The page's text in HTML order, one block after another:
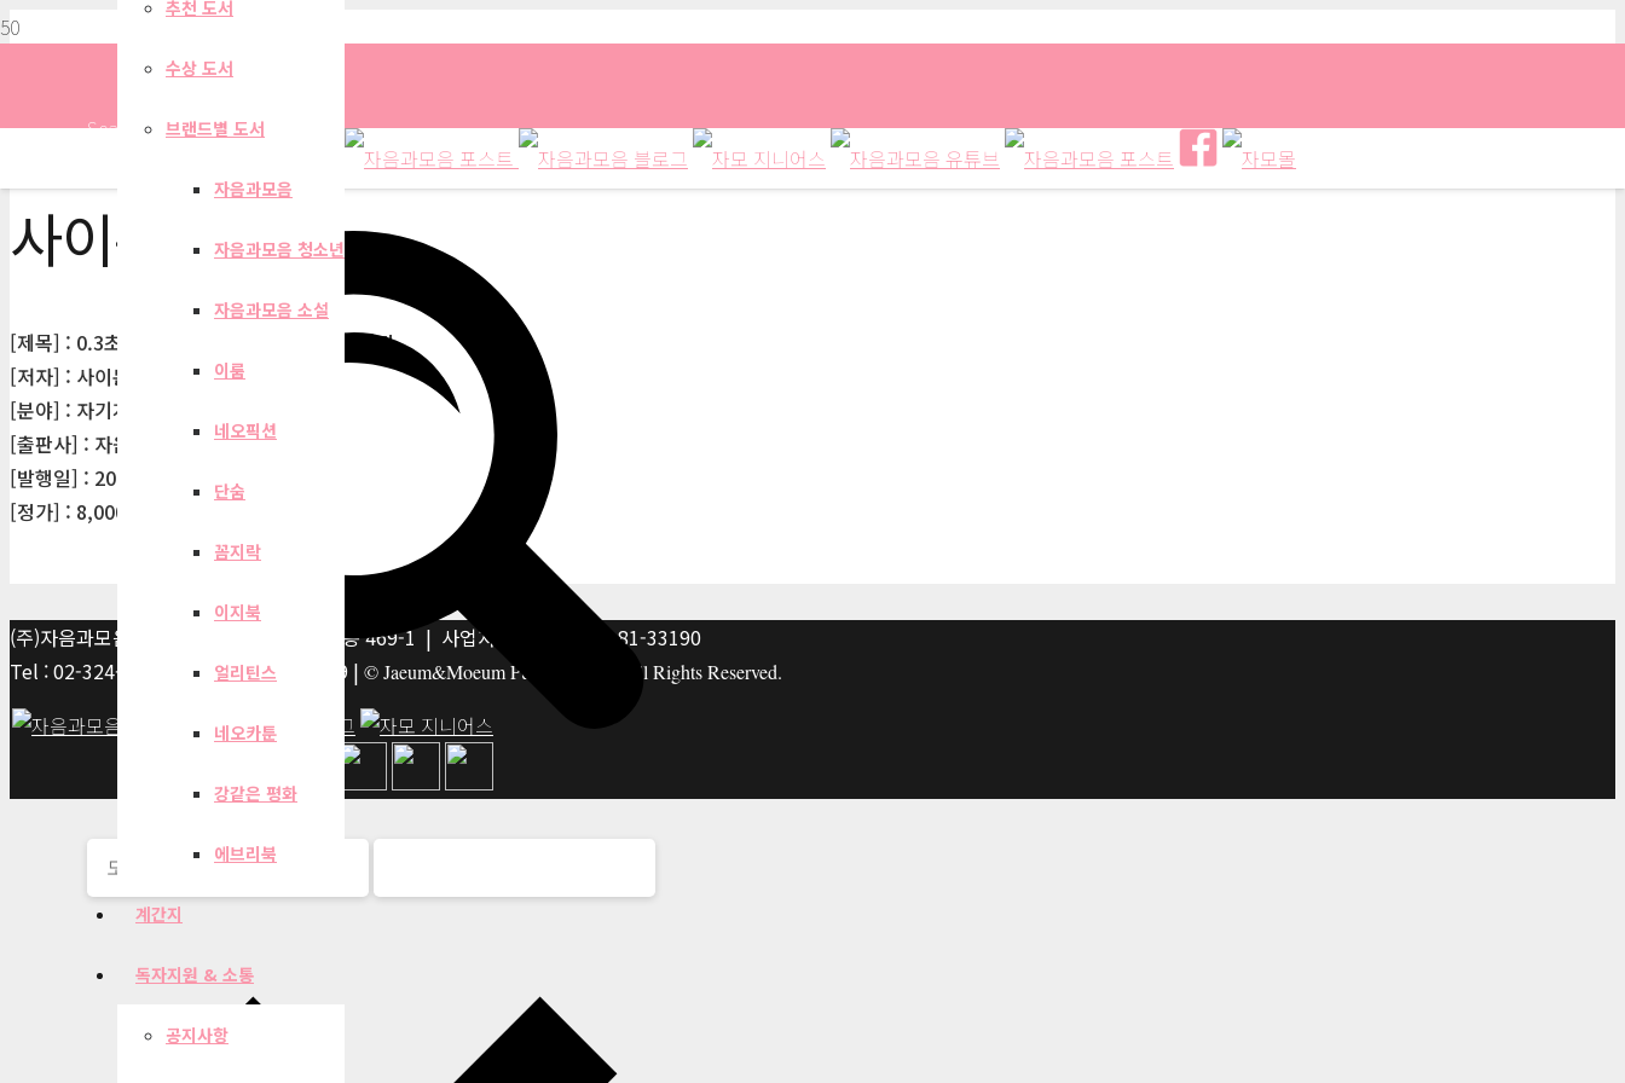
Search
추천 도서
수상 도서
브랜드별 도서
자음과모음
자음과모음 청소년
자음과모음 소설
이룸
네오픽션
단숨
꼼지락
이지북
얼리틴스
네오카툰
강같은 평화
에브리북
계간지
독자지원 & 소통
공지사항
사이몬 후미
[제목] : 0.3초가 여자와 남자의 만남을 결정한다
[저자] : 사이몬 후미
[분야] : 자기계발
[출판사] : 자음과모음
[발행일] : 2002-08-02
[정가] : 8,000원
(주)자음과모음 | 10881 경기 파주시 서패동 469-1 | 사업자등록번호: 117-81-33190
Tel : 02-324-2347 | Fax : 02-6959-8459 | © Jaeum&Moeum Publishing co. All Rights Reserved.